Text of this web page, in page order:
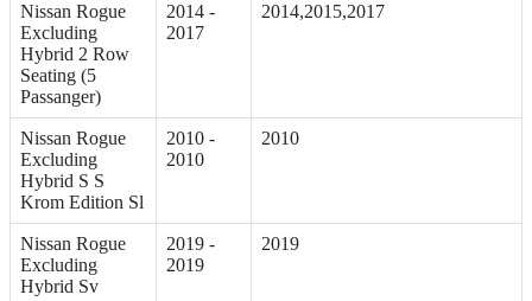
Nissan Rogue
Excluding
Hybrid 2 Row
Seating (5
Passanger)
2014 -
2017
2014,2015,2017
Nissan Rogue
Excluding
Hybrid S S
Krom Edition Sl
2010 -
2010
2010
Nissan Rogue
Excluding
Hybrid Sv
2019 -
2019
2019